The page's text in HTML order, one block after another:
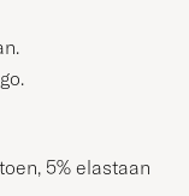
5% elastaan